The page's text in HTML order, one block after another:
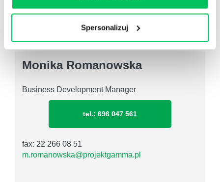
Spersonalizuj
ZOSTAW WIADOMOŚĆ KOSULTANTOWI
Monika Romanowska
Business Development Manager
tel.: 696 047 561
fax: 22 266 08 51
m.romanowska@projektgamma.pl